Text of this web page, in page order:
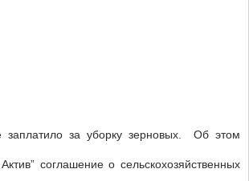
заплатило за уборку зерновых.Об этом
соглашение о сельскохозяйственных